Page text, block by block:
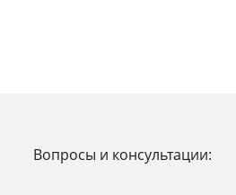
Вопросы и консультации: